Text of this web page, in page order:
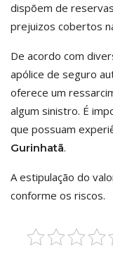
dispõem de
prejuizos cobertos
De acordo com
apólice de seguro
oferece um
algum sinistro. É
que possuam
Gurinhatã.
A estipulação do
conforme os riscos.